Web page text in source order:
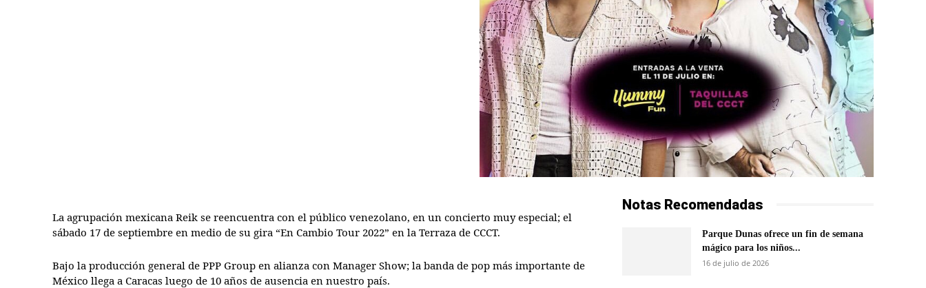
La agrupación mexicana Reik se reencuentra con el público venezolano, en un concierto muy especial; el
sábado 17 de septiembre en medio de su gira “En Cambio Tour 2022” en la Terraza de CCCT.
Bajo la producción general de PPP Group en alianza con Manager Show; la banda de pop más importante de
México llega a Caracas luego de 10 años de ausencia en nuestro país.
Notas Recomendadas
Parque Dunas ofrece un fin de semana
mágico para los niños...
16 de julio de 2026